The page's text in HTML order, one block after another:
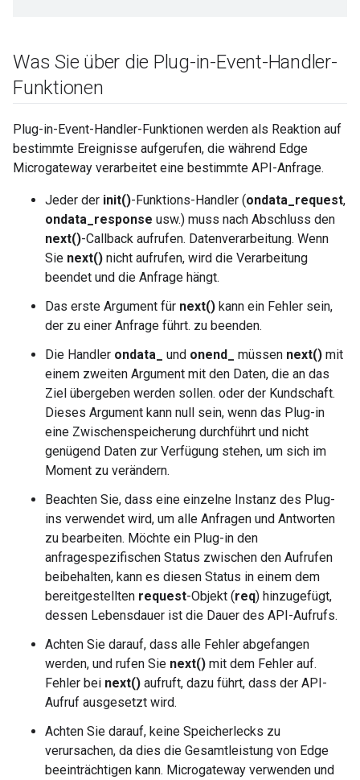
Was Sie über die Plug-in-Event-Handler-
Funktionen
Plug-in-Event-Handler-Funktionen werden als Reaktion auf
bestimmte Ereignisse aufgerufen, die während Edge
Microgateway verarbeitet eine bestimmte API-Anfrage.
Jeder der init()-Funktions-Handler (ondata_request,
ondata_response usw.) muss nach Abschluss den
next()-Callback aufrufen. Datenverarbeitung. Wenn
Sie next() nicht aufrufen, wird die Verarbeitung
beendet und die Anfrage hängt.
Das erste Argument für next() kann ein Fehler sein,
der zu einer Anfrage führt. zu beenden.
Die Handler ondata_ und onend_ müssen next() mit
einem zweiten Argument mit den Daten, die an das
Ziel übergeben werden sollen. oder der Kundschaft.
Dieses Argument kann null sein, wenn das Plug-in
eine Zwischenspeicherung durchführt und nicht
genügend Daten zur Verfügung stehen, um sich im
Moment zu verändern.
Beachten Sie, dass eine einzelne Instanz des Plug-
ins verwendet wird, um alle Anfragen und Antworten
zu bearbeiten. Möchte ein Plug-in den
anfragespezifischen Status zwischen den Aufrufen
beibehalten, kann es diesen Status in einem dem
bereitgestellten request-Objekt (req) hinzugefügt,
dessen Lebensdauer ist die Dauer des API-Aufrufs.
Achten Sie darauf, dass alle Fehler abgefangen
werden, und rufen Sie next() mit dem Fehler auf.
Fehler bei next() aufruft, dazu führt, dass der API-
Aufruf ausgesetzt wird.
Achten Sie darauf, keine Speicherlecks zu
verursachen, da dies die Gesamtleistung von Edge
beeinträchtigen kann. Microgateway verwenden und